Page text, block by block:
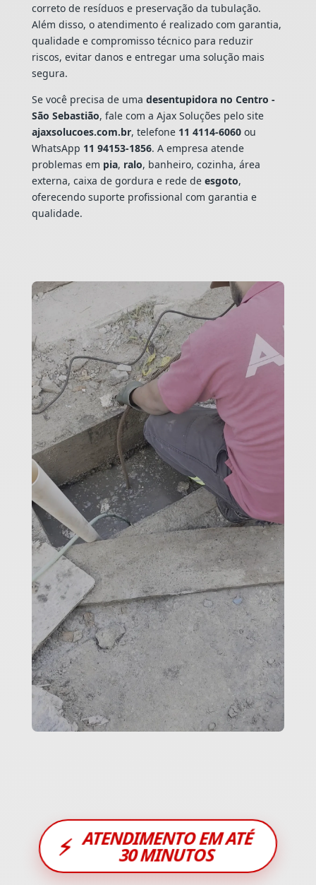
correto de resíduos e preservação da tubulação.
Além disso, o atendimento é realizado com garantia,
qualidade e compromisso técnico para reduzir
riscos, evitar danos e entregar uma solução mais
segura.
Se você precisa de uma desentupidora no Centro -
São Sebastião, fale com a Ajax Soluções pelo site
ajaxsolucoes.com.br, telefone 11 4114-6060ou
WhatsApp 11 94153-1856. A empresa atende
problemas em pia, ralo, banheiro, cozinha, área
externa, caixa de gordura e rede de esgoto,
oferecendo suporte profissional com garantia e
qualidade.
⚡ ATENDIMENTO EM ATÉ
30 MINUTOS